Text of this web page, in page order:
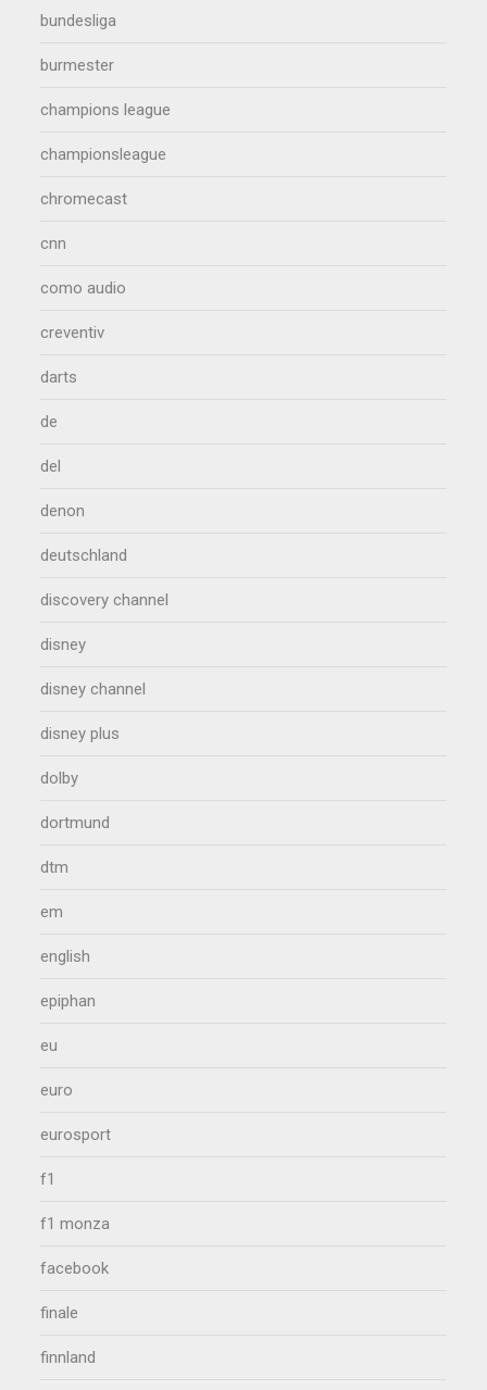
bundesliga
burmester
champions league
championsleague
chromecast
cnn
como audio
creventiv
darts
de
del
denon
deutschland
discovery channel
disney
disney channel
disney plus
dolby
dortmund
dtm
em
english
epiphan
eu
euro
eurosport
f1
f1 monza
facebook
finale
finnland